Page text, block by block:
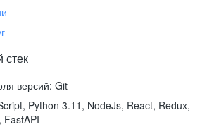
стек
версий: Git
Python 3.11, NodeJs, React, Redux,
FastAPI